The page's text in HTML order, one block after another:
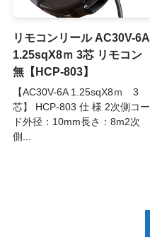
リモコンリール AC30V-6A
1.25sqX8ｍ 3芯 リモコン
無【HCP-803】
【AC30V-6A 1.25sqX8ｍ 3
芯】 HCP-803 仕 様 2次側コー
ド外径：10mm長さ：8m2次
側...